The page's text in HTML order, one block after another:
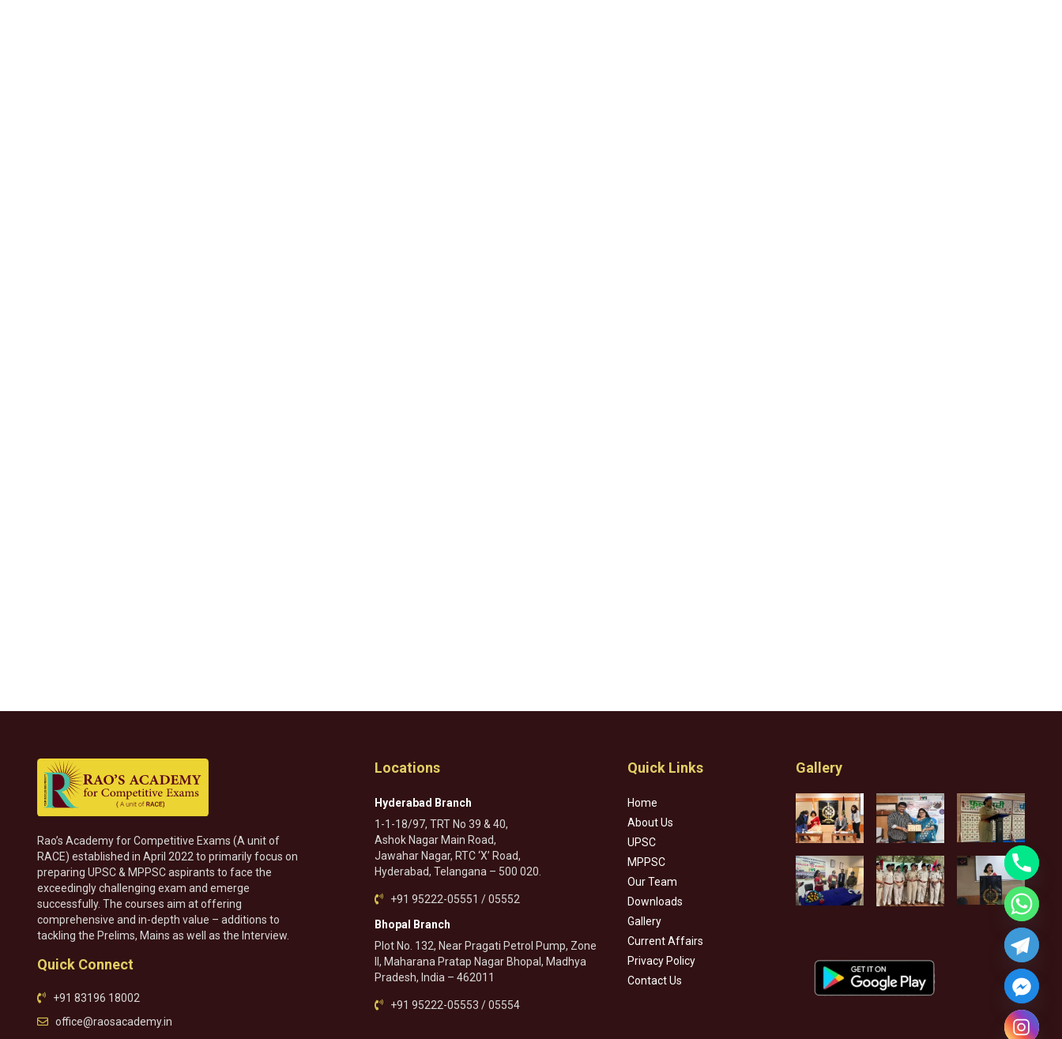
Rao’s Academy for Competitive Exams (A unit of
RACE) established in April 2022 to primarily focus on
preparing UPSC & MPPSC aspirants to face the
exceedingly challenging exam and emerge
successfully. The courses aim at offering
comprehensive and in-depth value – additions to
tackling the Prelims, Mains as well as the Interview.
Quick Connect
+91 83196 18002
office@raosacademy.in
Locations
Hyderabad Branch
1-1-18/97, TRT No 39 & 40,
Ashok Nagar Main Road,
Jawahar Nagar, RTC ‘X’ Road,
Hyderabad, Telangana – 500 020.
+91 95222-05551 / 05552
Bhopal Branch
Plot No. 132, Near Pragati Petrol Pump, Zone
II, Maharana Pratap Nagar Bhopal, Madhya
Pradesh, India – 462011
+91 95222-05553 / 05554
Quick Links
Home
About Us
UPSC
MPPSC
Our Team
Downloads
Gallery
Current Affairs
Privacy Policy
Contact Us
Gallery